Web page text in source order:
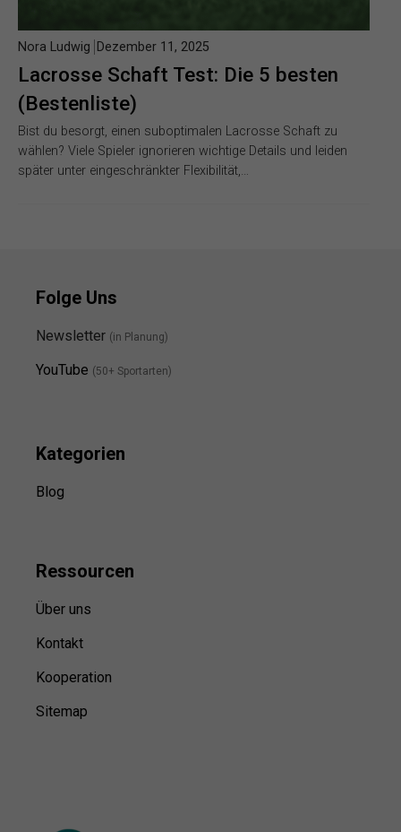
Lacrosse Schaft Test: Die 5 besten
(Bestenliste)
Nora Ludwig Dezember 11, 2025
Bist du besorgt, einen suboptimalen Lacrosse Schaft zu
wählen? Viele Spieler ignorieren wichtige Details und leiden
später unter eingeschränkter Flexibilität,…
Folge Uns
Newsletter (in Planung)
YouTube (50+ Sportarten)
Kategorien
Blog
Ressourcen
Über uns
Kontakt
Kooperation
Sitemap